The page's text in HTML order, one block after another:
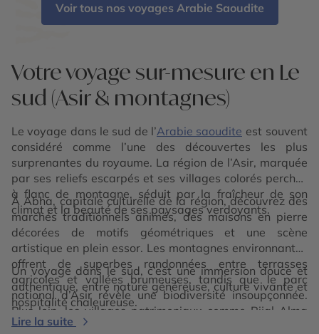
Voir tous nos voyages Arabie Saoudite
Votre voyage sur-mesure en Le
sud (Asir & montagnes)
Le voyage dans le sud de l’Arabie saoudite est souvent
considéré comme l’une des découvertes les plus
surprenantes du royaume. La région de l’Asir, marquée
par ses reliefs escarpés et ses villages colorés perchés
à flanc de montagne, séduit par la fraîcheur de son
climat et la beauté de ses paysages verdoyants.
À Abha, capitale culturelle de la région, découvrez des
marchés traditionnels animés, des maisons en pierre
décorées de motifs géométriques et une scène
artistique en plein essor. Les montagnes environnantes
offrent de superbes randonnées entre terrasses
agricoles et vallées brumeuses, tandis que le parc
national d’Asir révèle une biodiversité insoupçonnée.
Plus loin, les villages patrimoniaux comme Rijal Alma
racontent l’histoire d’une région longtemps tournée vers
Un voyage dans le sud, c’est une immersion douce et
authentique, entre nature généreuse, culture vivante et
hospitalité chaleureuse.
Lire la suite